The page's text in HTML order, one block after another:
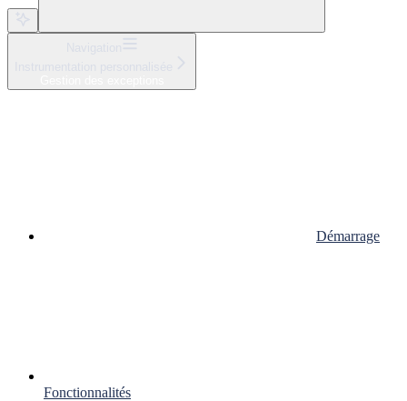
Démarrage
Fonctionnalités